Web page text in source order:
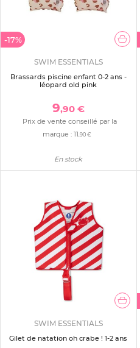
-17%
SWIM ESSENTIALS
Brassards piscine enfant 0-2 ans -
léopard old pink
9,90 €
Prix de vente conseillé par la
marque :11 ,90 €
En stock
SWIM ESSENTIALS
Gilet de natation oh crabe ! 1-2 ans